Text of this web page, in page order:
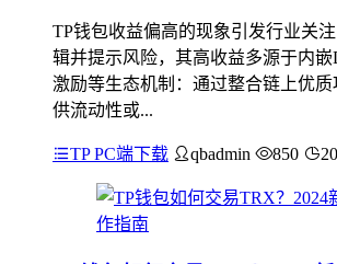
TP钱包收益偏高的现象引发行业关
辑并提示风险，其高收益多源于内嵌
激励等生态机制：通过整合链上优
供流动性或...
TP PC端下载 qbadmin 850